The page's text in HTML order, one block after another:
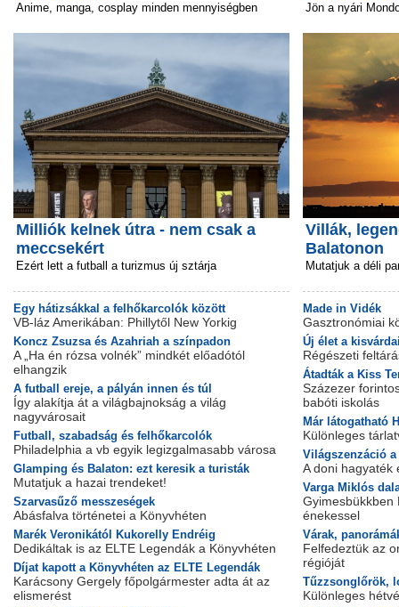
Anime, manga, cosplay minden mennyiségben
Milliók kelnek útra - nem csak a
meccsekért
Ezért lett a futball a turizmus új sztárja
Egy hátizsákkal a felhőkarcolók között
VB-láz Amerikában: Phillytől New Yorkig
Koncz Zsuzsa és Azahriah a színpadon
A „Ha én rózsa volnék” mindkét előadótól
elhangzik
A futball ereje, a pályán innen és túl
Így alakítja át a világbajnokság a világ
nagyvárosait
Futball, szabadság és felhőkarcolók
Philadelphia a vb egyik legizgalmasabb városa
Glamping és Balaton: ezt keresik a turisták
Mutatjuk a hazai trendeket!
Szarvasűző messzeségek
Abásfalva történetei a Könyvhéten
Marék Veronikától Kukorelly Endréig
Dedikáltak is az ELTE Legendák a Könyvhéten
Díjat kapott a Könyvhéten az ELTE Legendák
Karácsony Gergely főpolgármester adta át az
elismerést
Jön a nyári
Villák,
Balatonon
Mutatjuk a déli
Made in Vidék
Gasztronómiai
Új élet a
Régészeti
​Átadták a Kiss
Százezer
babóti iskolás
Már látogatható
Különleges
​Világszenzáció
A doni hagyaték
Varga Miklós
Gyimesbükkben
énekessel
Várak,
Felfedeztük az
régióját
Tűzzsonglőrök,
Különleges